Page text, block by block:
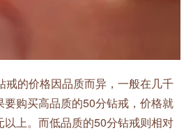
的价格因品质而异，一般在几千
要购买高品质的50分钻戒，价格就
上。而低品质的50分钻戒则相对